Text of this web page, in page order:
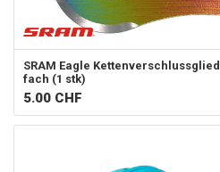
SRAM Eagle
fach (1 stk)
5.00 CHF